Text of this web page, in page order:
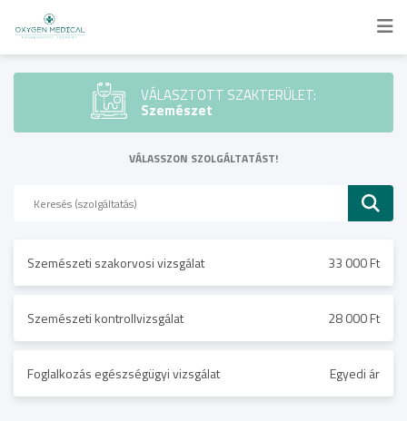
VÁLASZTOTT SZAKTERÜLET:
Szemészet
VÁLASSZON SZOLGÁLTATÁST!
Szemészeti szakorvosi vizsgálat 33 000 Ft
Szemészeti kontrollvizsgálat 28 000 Ft
Foglalkozás egészségügyi vizsgálat Egyedi ár